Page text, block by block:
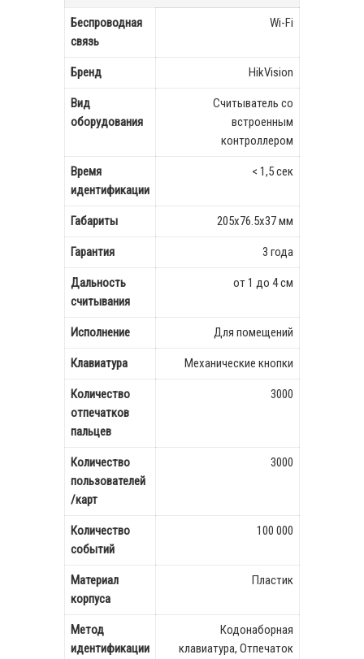
Беспроводная
связь
Wi-Fi
Бренд HikVision
Вид
оборудования
Считыватель со
встроенным
контроллером
Время
идентификации
< 1,5 сек
Габариты 205x76.5x37 мм
Гарантия 3 года
Дальность
считывания
от 1 до 4 см
Исполнение Для помещений
Клавиатура Механические кнопки
Количество
отпечатков
пальцев
3000
Количество
пользователей
/карт
3000
Количество
событий
100 000
Материал
корпуса
Пластик
Метод
идентификации
Кодонаборная
клавиатура, Отпечаток